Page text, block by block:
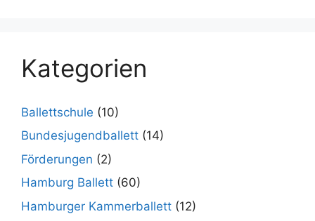
Kategorien
Ballettschule (10)
Bundesjugendballett (14)
Förderungen (2)
Hamburg Ballett (60)
Hamburger Kammerballett (12)